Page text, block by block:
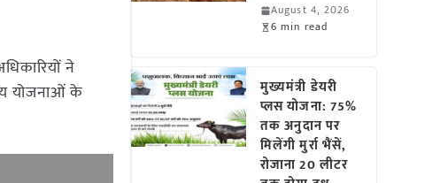
ने
योजनाओं के
August 4, 2026
6 min read
मुख्यमंत्री डेयरी
प्लस योजना: 75%
तक अनुदान पर
मिलेंगी मुर्रा भैंसें,
रोजाना 20 लीटर